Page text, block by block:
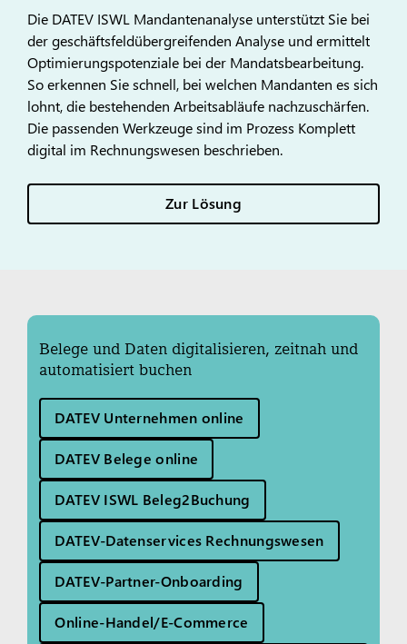
Die DATEV ISWL Mandantenanalyse unterstützt Sie bei
der geschäftsfeldübergreifenden Analyse und ermittelt
Optimierungspotenziale bei der Mandatsbearbeitung.
So erkennen Sie schnell, bei welchen Mandanten es sich
lohnt, die bestehenden Arbeitsabläufe nachzuschärfen.
Die passenden Werkzeuge sind im Prozess Komplett
digital im Rechnungswesen beschrieben.
Zur Lösung
Belege und Daten digitalisieren, zeitnah und
automatisiert buchen
DATEV Unternehmen online
DATEV Belege online
DATEV ISWL Beleg2Buchung
DATEV-Datenservices Rechnungswesen
DATEV-Partner-Onboarding
Online-Handel/E-Commerce